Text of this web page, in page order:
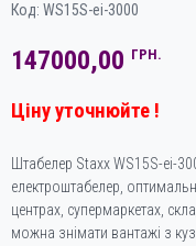
Код: WS15S-ei-3000
147000,00 ГРН.
Ціну уточнюйте !
Штабелер Staxx WS15S-ei-
електроштабелер,
центрах, супермаркетах,
можна знімати вантажі з